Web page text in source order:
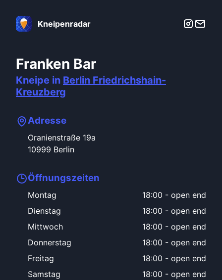
Kneipenradar
Franken Bar
Kneipe in Berlin Friedrichshain-
Kreuzberg
Adresse
Oranienstraße 19a
10999 Berlin
Öffnungszeiten
Montag 18:00 - open end
Dienstag
18:00 - open end
Mittwoch
18:00 - open end
Donnerstag
18:00 - open end
Freitag
18:00 - open end
Samstag
18:00 - open end